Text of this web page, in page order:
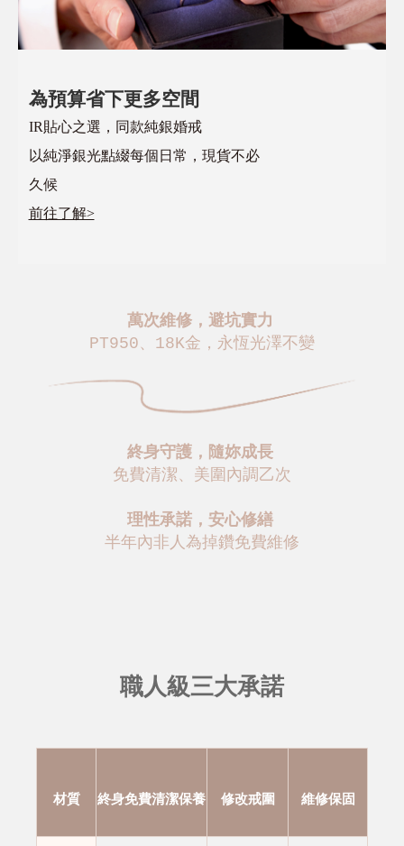
為預算省下更多空間
IR貼心之選，同款純銀婚戒
以純淨銀光點綴每個日常，現貨不必
久候
前往了解>
萬次維修，避坑實力
PT950、18K金，永恆光澤不變
終身守護，隨妳成長
免費清潔、美圍內調乙次
理性承諾，安心修繕
半年內非人為掉鑽免費維修
職人級三大承諾
材質 終身免費清潔保養 修改戒圍 維修保固